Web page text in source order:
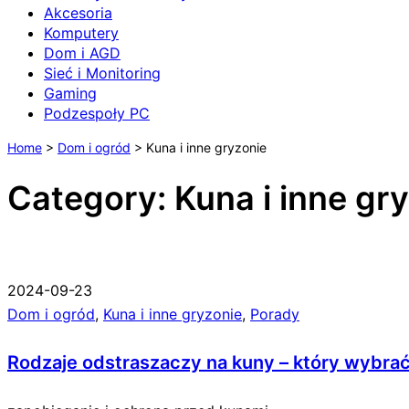
Akcesoria
Komputery
Dom i AGD
Sieć i Monitoring
Gaming
Podzespoły PC
Home > Dom i ogród > Kuna i inne gryzonie
Category: Kuna i inne
2024-09-23
Dom i ogród, Kuna i inne gryzonie, Porady
Rodzaje odstraszaczy na kuny – który